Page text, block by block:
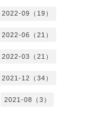
2022-09（19）
2022-06（21）
2022-03（21）
2021-12（34）
2021-08（3）